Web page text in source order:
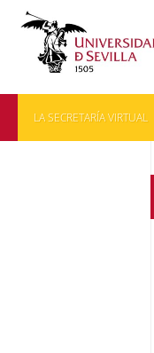
LA SECRETARÍA VIRTUAL